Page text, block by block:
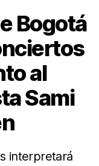
Bogotá
al
Sami
interpretará